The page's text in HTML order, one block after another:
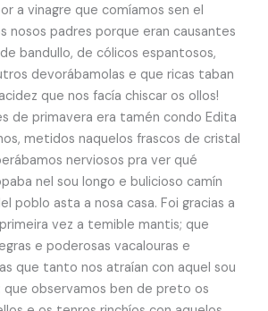
a vinagre que comíamos sen el
nosos padres porque eran causantes
bandullo, de cólicos espantosos,
devorábamolas e que ricas taban
que nos facía chiscar os ollos!
de primavera era tamén condo Edita
metidos naquelos frascos de cristal
nerviosos pra ver qué
nel sou longo e bulicioso camín
poblo asta a nosa casa. Foi gracias a
vez a temible mantis; que
e poderosas vacalouras e
que tanto nos atraían con aquel sou
observamos ben de preto os